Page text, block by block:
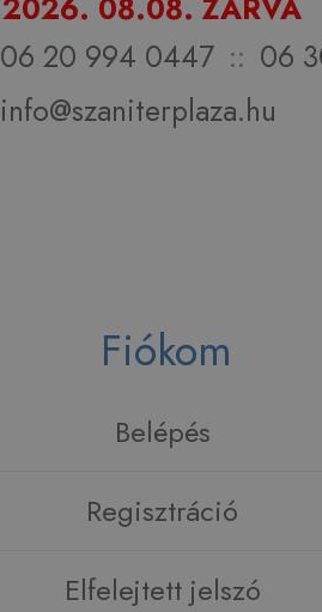
2026. 08.08. ZÁRVA
06 20 994 0447 :: 06
info@szaniterplaza.hu
Fiókom
Belépés
Regisztráció
Elfelejtett jelszó